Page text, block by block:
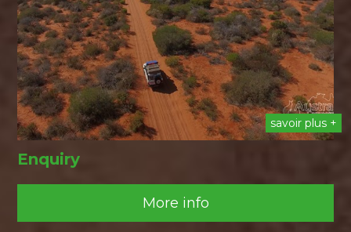
savoir plus +
Enquiry
More info